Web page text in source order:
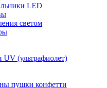
LED
светом
(ультрафиолет)
пушки конфетти